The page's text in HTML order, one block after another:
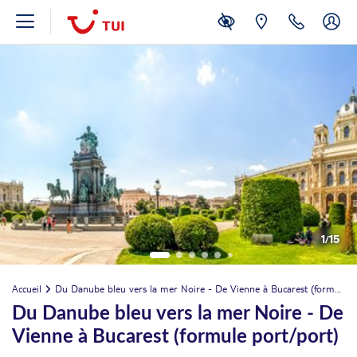
1/15
Accueil Du Danube bleu vers la mer Noire - De Vienne à Bucarest (formule port/port)
Du Danube bleu vers la mer Noire - De
Vienne à Bucarest (formule port/port)